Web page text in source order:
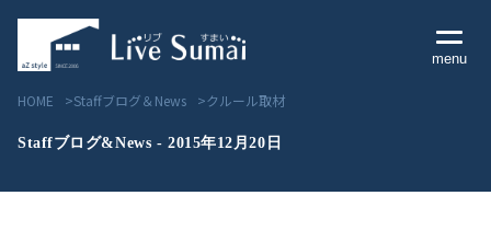
menu
HOME Staffブログ＆News クルール取材
Staffブログ&News - 2015年12月20日